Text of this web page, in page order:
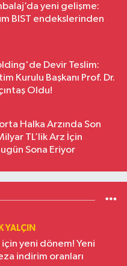
yeni gelişme:
BIST endekslerinden
Devir Teslim:
Kurulu Başkanı Prof. Dr.
Oldu!
Halka Arzında Son
TL’lik Arz İçin
Sona Eriyor
YALÇIN
yeni dönem! Yeni
indirim oranları